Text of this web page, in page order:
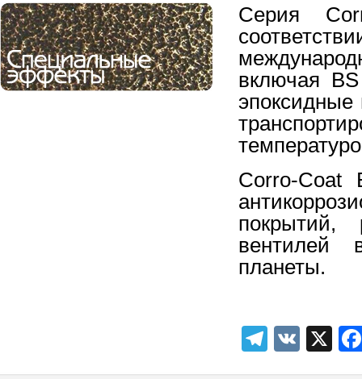
Серия
включая
Corro-Coat
покрытий,
вентилей
планеты.
VK X